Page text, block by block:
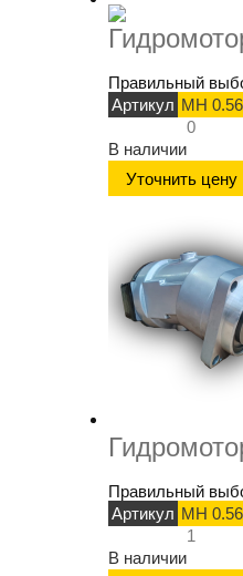
Правильный
Артикул МН
0
В наличии
Уточнить цену
Правильный
Артикул МН
1
В наличии